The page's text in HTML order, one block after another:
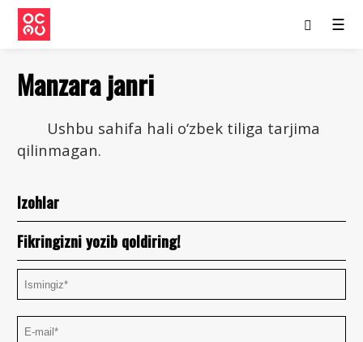
☰
Manzara janri
Ushbu sahifa hali o‘zbek tiliga tarjima
qilinmagan.
Izohlar
Fikringizni yozib qoldiring!